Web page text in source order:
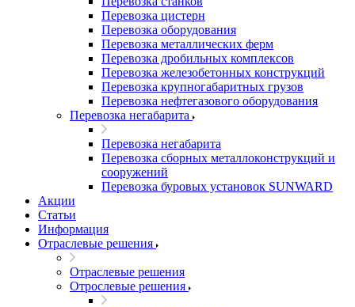
Перевозка цистерн
Перевозка оборудования
Перевозка металлических ферм
Перевозка дробильных комплексов
Перевозка железобетонных конструкций
Перевозка крупногабаритных грузов
Перевозка нефтегазового оборудования
Перевозка негабарита
Перевозка негабарита
Перевозка сборных металлоконструкций и
сооружений
Перевозка буровых установок SUNWARD
Акции
Статьи
Информация
Отраслевые решения
Отраслевые решения
Отрослевые решения